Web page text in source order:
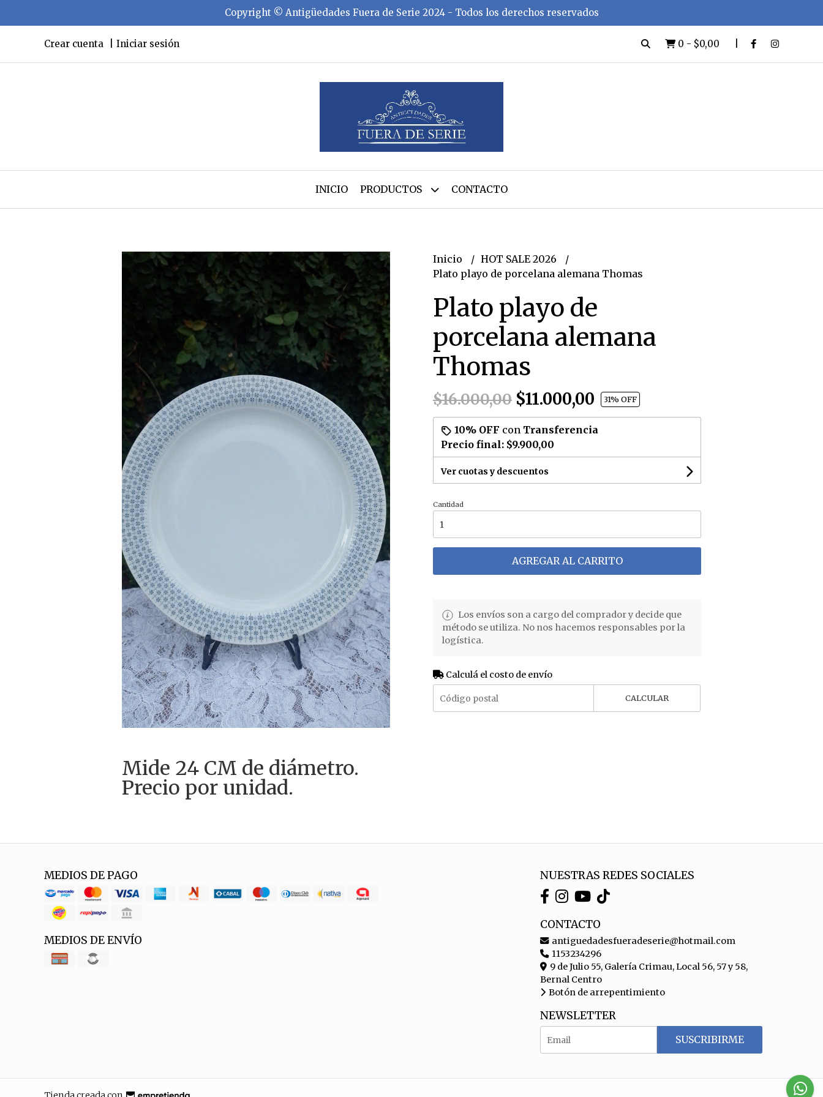
Copyright ©️ Antigüedades Fuera de Serie 2024 - Todos los derechos reservados
Crear cuenta Iniciar sesión 0 - $0,00
INICIO PRODUCTOS CONTACTO
Mide 24 CM de diámetro.
Precio por unidad.
Inicio
HOT SALE 2026
Plato playo de porcelana alemana Thomas
Plato playo de
porcelana alemana
Thomas
$16.000,00 $11.000,00 31% OFF
10% OFF con Transferencia
Precio final: $9.900,00
Ver cuotas y descuentos
Cantidad
AGREGAR AL CARRITO
Los envíos son a cargo del comprador y decide que
método se utiliza. No nos hacemos responsables por la
logística.
Calculá el costo de envío
CALCULAR
MEDIOS DE PAGO
MEDIOS DE ENVÍO
NUESTRAS REDES SOCIALES
CONTACTO
antiguedadesfueradeserie@hotmail.com
1153234296
9 de Julio 55, Galería Crimau, Local 56, 57 y 58,
Bernal Centro
Botón de arrepentimiento
NEWSLETTER
SUSCRIBIRME